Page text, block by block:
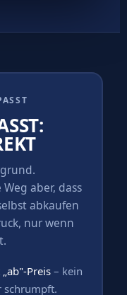
aber, dass
abkaufen
nur wenn
Preis – kein
schrumpft.